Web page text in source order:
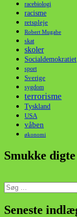
racebiologi
racisme
retspleje
Robert Mugabe
skat
skoler
Socialdemokratiet
sport
Sverige
sygdom
terrorisme
Tyskland
USA
våben
økonomi
Smukke
Søg
efter:
Seneste